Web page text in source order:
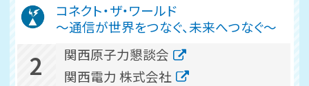
コネクト・ザ・ワールド
～通信が世界をつなぐ、未来へつなぐ～
2
関西原子力懇談会
関西電力 株式会社